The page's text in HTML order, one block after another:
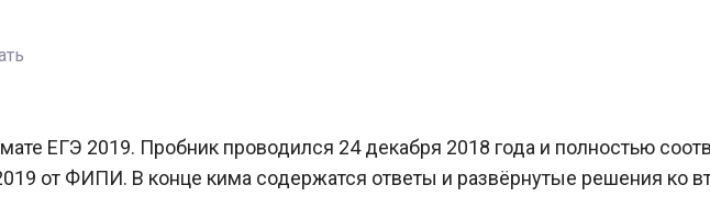
ЕГЭ 2019. Пробник проводился 24 декабря 2018 года и полностью
от ФИПИ. В конце кима содержатся ответы и развёрнутые решения ко